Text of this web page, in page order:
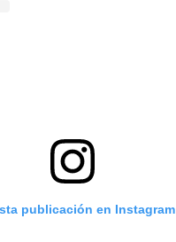
publicación en Instagram